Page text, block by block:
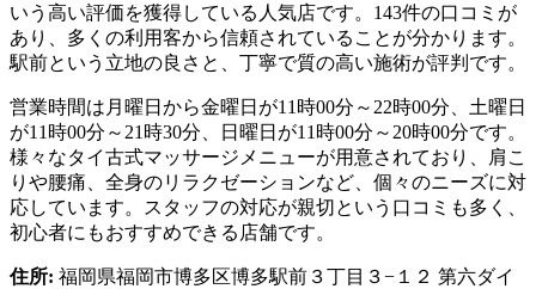
いう高い評価を獲得している人気店です。143件の口コミが
あり、多くの利用客から信頼されていることが分かります。
駅前という立地の良さと、丁寧で質の高い施術が評判です。
営業時間は月曜日から金曜日が11時00分～22時00分、土曜日
が11時00分～21時30分、日曜日が11時00分～20時00分です。
様々なタイ古式マッサージメニューが用意されており、肩こ
りや腰痛、全身のリラクゼーションなど、個々のニーズに対
応しています。スタッフの対応が親切という口コミも多く、
初心者にもおすすめできる店舗です。
住所: 福岡県福岡市博多区博多駅前３丁目３−１２ 第六ダイ